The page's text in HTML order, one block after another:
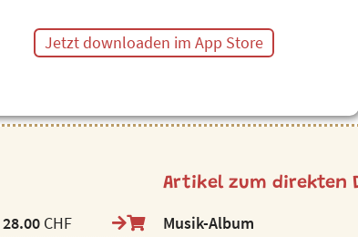
28.00CHF
Artikel zum direkten
Musik-Album
Jetzt downloaden im App Store